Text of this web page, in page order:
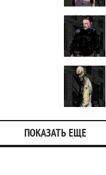
ПОКАЗАТЬ ЕЩЕ